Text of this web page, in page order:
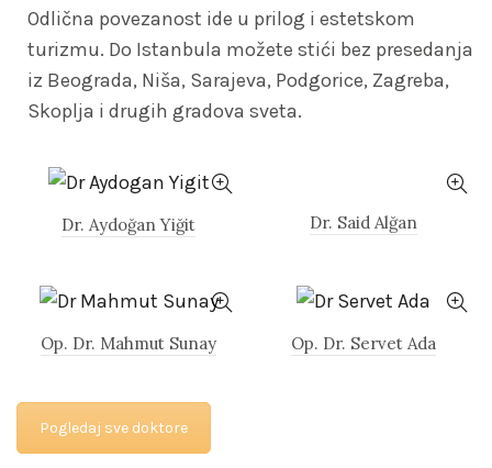
Odlična povezanost ide u prilog i estetskom
turizmu. Do Istanbula možete stići bez presedanja
iz Beograda, Niša, Sarajeva, Podgorice, Zagreba,
Skoplja i drugih gradova sveta.
Dr. Aydoğan Yiğit Dr. Said Alğan
Op. Dr. Mahmut Sunay Op. Dr. Servet Ada
Pogledaj sve doktore